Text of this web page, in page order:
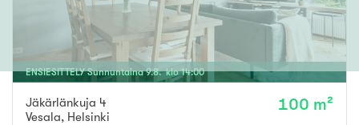
ENSIESITTELY Sunnuntaina 9.8. klo14:00
Jäkärlänkuja 4
Vesala, Helsinki
100 m²